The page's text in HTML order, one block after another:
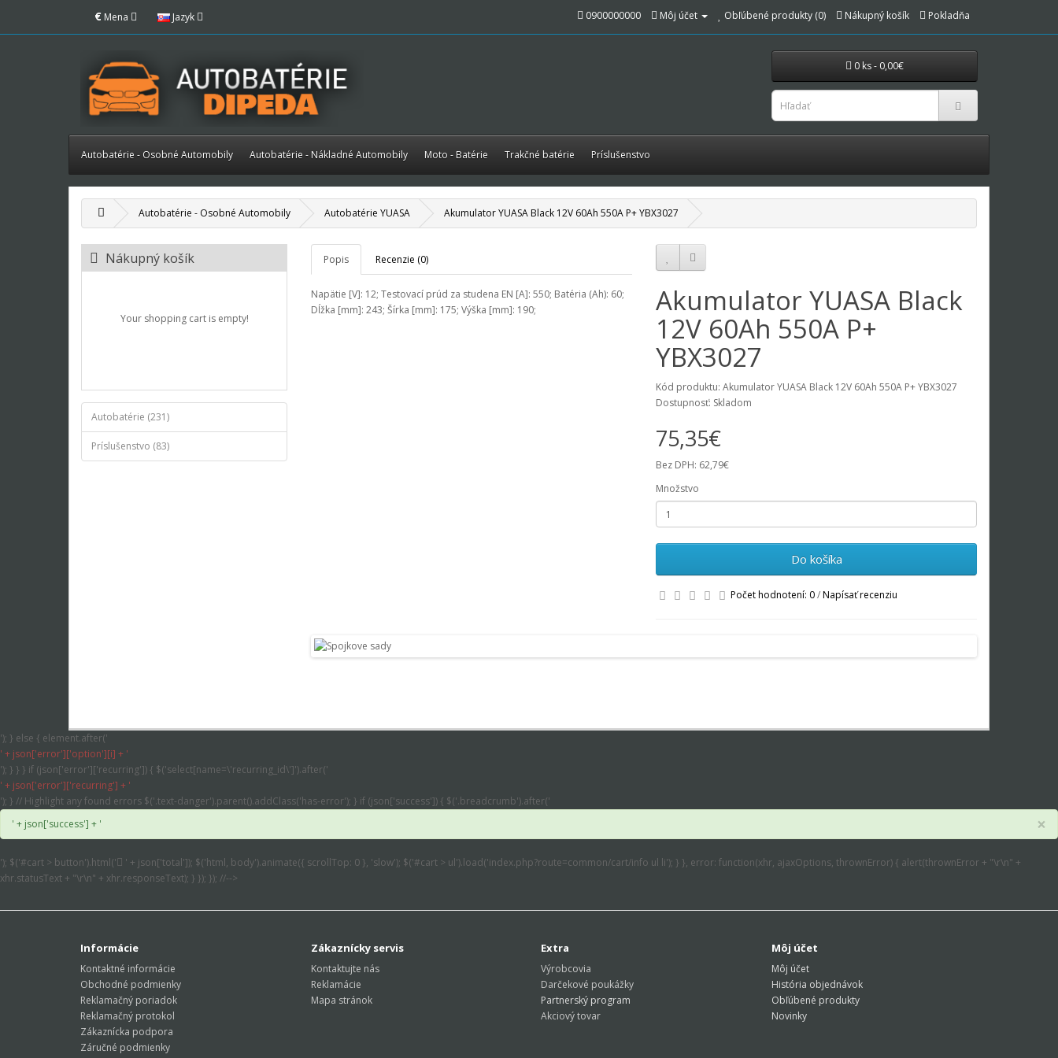
€ Mena Jazyk 0900000000 Môj účet Obľúbené produkty (0) Nákupný košík Pokladňa
0 ks - 0,00€
Autobatérie - Osobné Automobily Autobatérie - Nákladné Automobily Moto - Batérie Trakčné batérie Príslušenstvo
Autobatérie - Osobné Automobily Autobatérie YUASA Akumulator YUASA Black 12V 60Ah 550A P+ YBX3027
Nákupný košík
Your shopping cart is empty!
Autobatérie (231)
Príslušenstvo (83)
Popis Recenzie (0)
Napätie [V]: 12; Testovací prúd za studena EN [A]: 550; Batéria (Ah): 60;
Dĺžka [mm]: 243; Šírka [mm]: 175; Výška [mm]: 190;
Akumulator YUASA Black
12V 60Ah 550A P+
YBX3027
Kód produktu: Akumulator YUASA Black 12V 60Ah 550A P+ YBX3027
Dostupnosť: Skladom
75,35€
Bez DPH: 62,79€
Množstvo
Do košíka
Počet hodnotení: 0/Napísať recenziu
'); } else { element.after('
' + json['error']['option'][i] + '
'); } } } if (json['error']['recurring']) { $('select[name=\'recurring_id\']').after('
' + json['error']['recurring'] + '
'); } // Highlight any found errors $('.text-danger').parent().addClass('has-error'); } if (json['success']) { $('.breadcrumb').after('
' + json['success'] + '
×
'); $('#cart > button').html('
' + json['total']); $('html, body').animate({ scrollTop: 0 }, 'slow'); $('#cart > ul').load('index.php?route=common/cart/info ul li'); } }, error: function(xhr, ajaxOptions, thrownError) { alert(thrownError + "\r\n" +
xhr.statusText + "\r\n" + xhr.responseText); } }); }); //-->
Informácie
Kontaktné informácie
Obchodné podmienky
Reklamačný poriadok
Reklamačný protokol
Zákaznícka podpora
Záručné podmienky
Zákaznícky servis
Kontaktujte nás
Reklamácie
Mapa stránok
Extra
Výrobcovia
Darčekové poukážky
Partnerský program
Akciový tovar
Môj účet
Môj účet
História objednávok
Obľúbené produkty
Novinky